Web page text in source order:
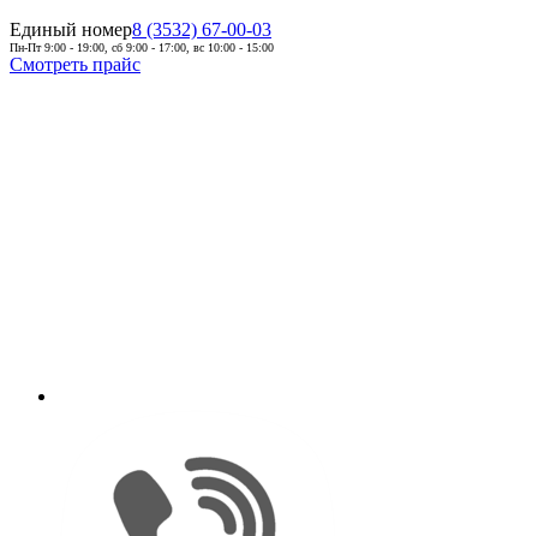
Единый номер8 (3532) 67-00-03
Пн-Пт 9:00 - 19:00, сб 9:00 - 17:00, вс 10:00 - 15:00
Смотреть прайс